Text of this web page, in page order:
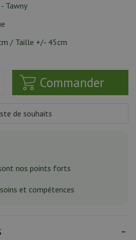
Tawny
/ Taille +/- 45cm
nos points forts
et compétences